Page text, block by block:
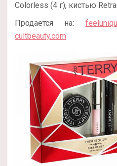
Colorless (4 г), кистью
Продается на:
cultbeauty.com